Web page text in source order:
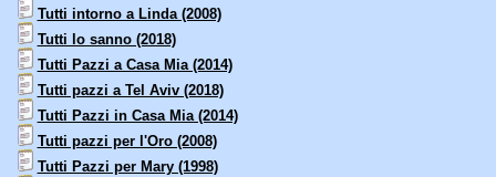
Tutti intorno a Linda (2008)
Tutti lo sanno (2018)
Tutti Pazzi a Casa Mia (2014)
Tutti pazzi a Tel Aviv (2018)
Tutti Pazzi in Casa Mia (2014)
Tutti pazzi per l'Oro (2008)
Tutti Pazzi per Mary (1998)